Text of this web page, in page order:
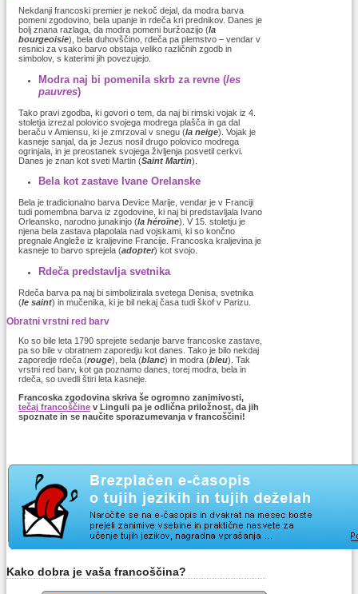
Nekdanji francoski premier je nekoč dejal, da modra barva
pomeni zgodovino, bela upanje in rdeča kri prednikov. Danes je
bolj znana razlaga, da modra pomeni buržoazijo (la
bourgeoisie), bela duhovščino, rdeča pa plemstvo – vendar v
resnici za vsako barvo obstaja veliko različnih zgodb in
simbolov, s katerimi jih povezujejo.
Modra naj bi pomenila skrb za revne (les
pauvres)
Tako pravi zgodba, ki govori o tem, da naj bi rimski vojak iz 4.
stoletja izrezal polovico svojega modrega plašča in ga dal
beraču v Amiensu, ki je zmrzoval v snegu (la neige). Vojak je
kasneje sanjal, da je Jezus nosil drugo polovico modrega
ogrinjala, in je preostanek svojega življenja posvetil cerkvi.
Danes je znan kot sveti Martin (Saint Martin).
Bela kot zastave Ivane Orelanske
Bela je tradicionalno barva Device Marije, vendar je v Franciji
tudi pomembna barva iz zgodovine, ki naj bi predstavljala Ivano
Orleansko, narodno junakinjo (la héroïne). V 15. stoletju je
njena bela zastava plapolala nad vojskami, ki so končno
pregnale Angleže iz kraljevine Francije. Francoska kraljevina je
kasneje to barvo sprejela (adopter) kot svojo.
Rdeča predstavlja svetnika
Rdeča barva pa naj bi simbolizirala svetega Denisa, svetnika
(le saint) in mučenika, ki je bil nekaj časa tudi škof v Parizu.
Obratni vrstni red barv
Ko so bile leta 1790 sprejete sedanje barve francoske zastave,
pa so bile v obratnem zaporedju kot danes. Tako je bilo nekdaj
zaporedje rdeča (rouge), bela (blanc) in modra (bleu). Tak
vrstni red barv, kot ga poznamo danes, torej modra, bela in
rdeča, so uvedli štiri leta kasneje.
Francoska zgodovina skriva še ogromno zanimivosti,
tečaj francoščine v Linguli pa je odlična priložnost, da jih
spoznate in se naučite sporazumevanja v francoščini!
Kako dobra je vaša francoščina?